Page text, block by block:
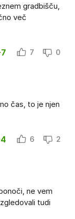
gradbišču,
več
7 0
čas, to je njen
6 2
ne vem
tudi